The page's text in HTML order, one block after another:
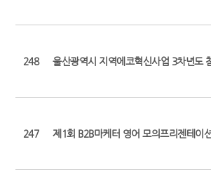
248 울산광역시 지역에코혁신사업 3차년도
247 제1회 B2B마케터 영어 모의프리젠테이